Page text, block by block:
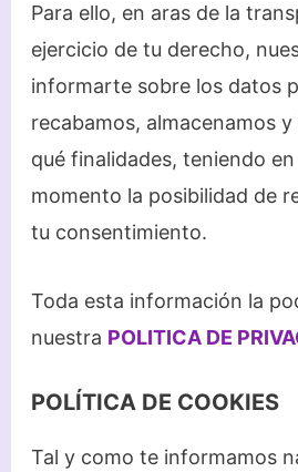
Para ello, en aras de la
ejercicio de tu derecho,
informarte sobre los datos
recabamos, almacenamos
qué finalidades, teniendo
momento la posibilidad de
tu consentimiento.
Toda esta información la
nuestra POLITICA DE
POLÍTICA DE COOKIES
Tal y como te informamos